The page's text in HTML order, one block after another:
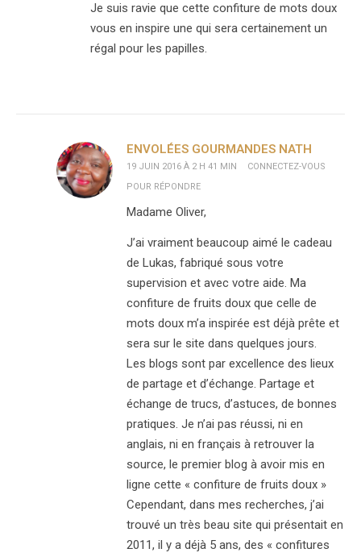
Je suis ravie que cette confiture de mots doux
vous en inspire une qui sera certainement un
régal pour les papilles.
ENVOLÉES GOURMANDES NATH
19 JUIN 2016 À 2 H 41 MIN
CONNECTEZ-VOUS
POUR RÉPONDRE
Madame Oliver,
J’ai vraiment beaucoup aimé le cadeau
de Lukas, fabriqué sous votre
supervision et avec votre aide. Ma
confiture de fruits doux que celle de
mots doux m’a inspirée est déjà prête et
sera sur le site dans quelques jours.
Les blogs sont par excellence des lieux
de partage et d’échange. Partage et
échange de trucs, d’astuces, de bonnes
pratiques. Je n’ai pas réussi, ni en
anglais, ni en français à retrouver la
source, le premier blog à avoir mis en
ligne cette « confiture de fruits doux »
Cependant, dans mes recherches, j’ai
trouvé un très beau site qui présentait en
2011, il y a déjà 5 ans, des « confitures